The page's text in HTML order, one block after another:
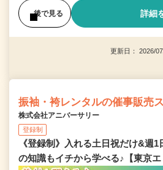
後で見る 詳細
更新日： 2026/
振袖・袴レンタルの催事販売
株式会社アニバーサリー
登録制
《登録制》入れる土日祝だけ&週
の知識もイチから学べる♪【東京エ